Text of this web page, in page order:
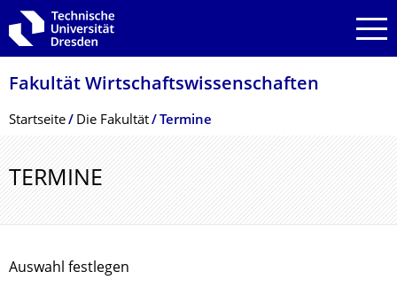
Zur Hauptnavigation springen
Zur Suche springen
Zum Inhalt springen
Fakultät Wirtschaftswissen­schaften
Breadcrumb-Menü
Startseite Die Fakultät Termine
TERMINE
Auswahl festlegen